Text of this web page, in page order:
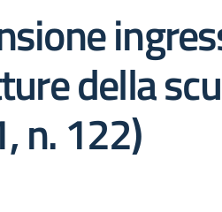
della
n. 122)